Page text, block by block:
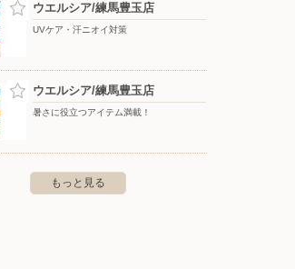
ウエルシア/練馬豊玉店
UVケア・汗ニオイ対策
ウエルシア/練馬豊玉店
暑さに役立つアイテム満載！
もっと見る